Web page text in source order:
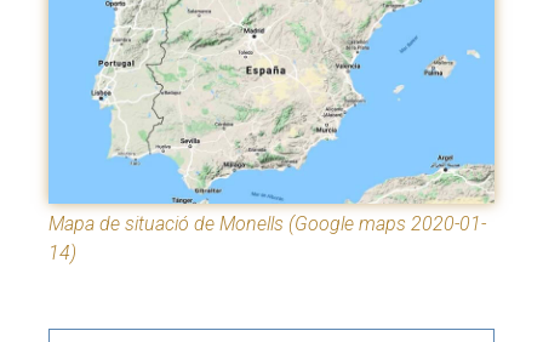
Mapa de situació de Monells (Google maps 2020-01-
14)